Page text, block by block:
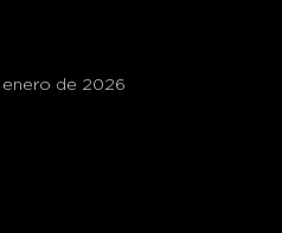
enero de 2026